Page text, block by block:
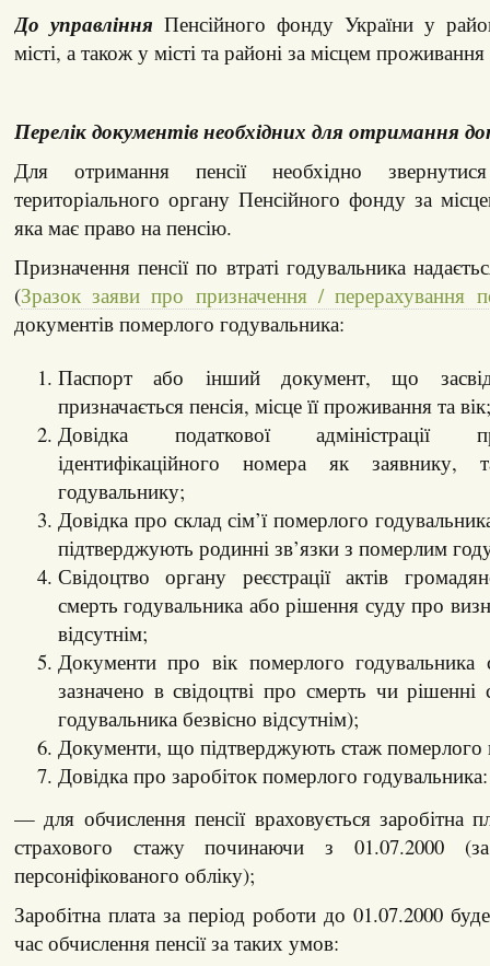
До управління Пенсійного фонду України у
місті, а також у місті та районі за місцем проживання
Перелік документів необхідних для отримання
Для отримання пенсії необхідно
територіального органу Пенсійного фонду за
яка має право на пенсію.
Призначення пенсії по втраті годувальника
(Зразок заяви про призначення / перерахування
документів померлого годувальника:
Паспорт або інший документ, що
призначається пенсія, місце її проживання та вік;
Довідка податкової адміністрації
ідентифікаційного номера як
годувальнику;
Довідка про склад сім’ї померлого
підтверджують родинні зв’язки з померлим
Свідоцтво органу реєстрації актів
смерть годувальника або рішення суду про
відсутнім;
Документи про вік померлого годувальника
зазначено в свідоцтві про смерть чи
годувальника безвісно відсутнім);
Документи, що підтверджують стаж померлого
Довідка про заробіток померлого годувальника:
— для обчислення пенсії враховується заробітна
страхового стажу починаючи з 01.07.2000
персоніфікованого обліку);
Заробітна плата за період роботи до 01.07.2000
час обчислення пенсії за таких умов: